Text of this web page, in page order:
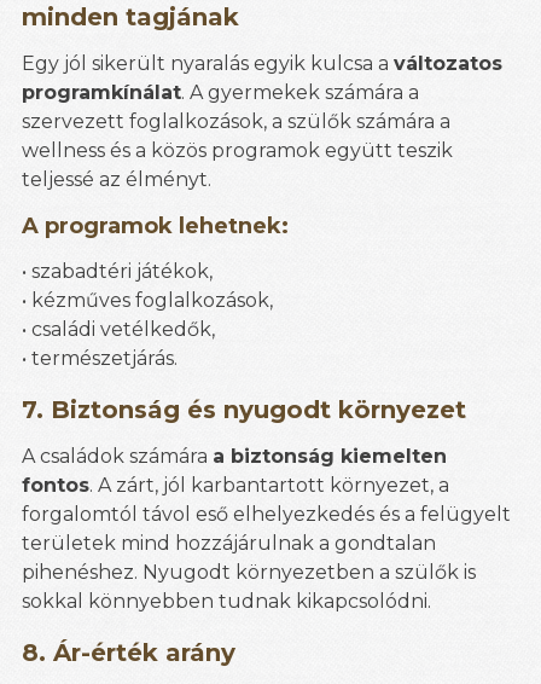
minden tagjának
Egy jól sikerült nyaralás egyik kulcsa a változatos
programkínálat. A gyermekek számára a
szervezett foglalkozások, a szülők számára a
wellness és a közös programok együtt teszik
teljessé az élményt.
A programok lehetnek:
• szabadtéri játékok,
• kézműves foglalkozások,
• családi vetélkedők,
• természetjárás.
7. Biztonság és nyugodt környezet
A családok számára a biztonság kiemelten
fontos. A zárt, jól karbantartott környezet, a
forgalomtól távol eső elhelyezkedés és a felügyelt
területek mind hozzájárulnak a gondtalan
pihenéshez. Nyugodt környezetben a szülők is
sokkal könnyebben tudnak kikapcsolódni.
8. Ár-érték arány